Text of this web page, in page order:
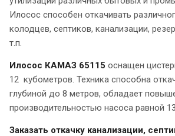
Илосос способен откачивать
колодцев, септиков, канализации,
т.п.
Илосос КАМАЗ 65115 оснащен
12 кубометров. Техника способна
глубиной до 8 метров, обладает
производительностью насоса равной
Заказать откачку канализации,